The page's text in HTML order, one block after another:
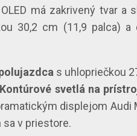
má zakrivený tvar a
30,2 cm (11,9 palca)
s uhlopriečkou
Kontúrové svetlá na
displejom
v priestore.